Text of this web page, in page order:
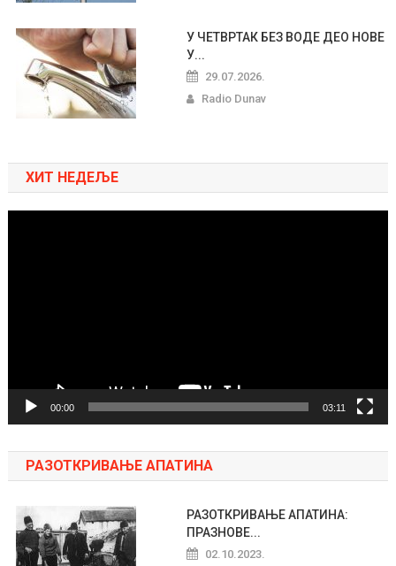
У ЧЕТВРТАК БЕЗ ВОДЕ ДЕО НОВЕ
У...
29.07.2026.
Radio Dunav
ХИТ НЕДЕЉЕ
00:00 03:11
РАЗОТКРИВАЊЕ АПАТИНА
РАЗОТКРИВАЊЕ АПАТИНА:
ПРАЗНОВЕ...
02.10.2023.